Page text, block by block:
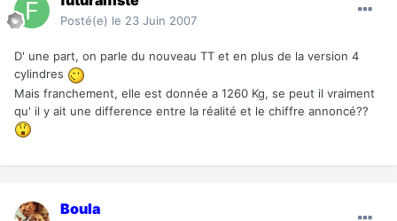
Posté(e) le 23 Juin 2007
D' une part, on parle du nouveau TT et en plus de la version 4
cylindres
Mais franchement, elle est donnée a 1260 Kg, se peut il vraiment
qu' il y ait une difference entre la réalité et le chiffre annoncé??
Boula